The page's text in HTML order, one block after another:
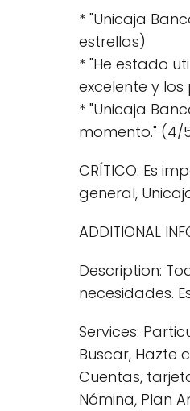
* "Unicaja
estrellas)
* "He estado
excelente y
* "Unicaja
momento." (4/
CRÍTICO: Es
general,
ADDITIONAL
Description:
necesidades.
Services:
Buscar, Hazte
Cuentas,
Nómina, Plan